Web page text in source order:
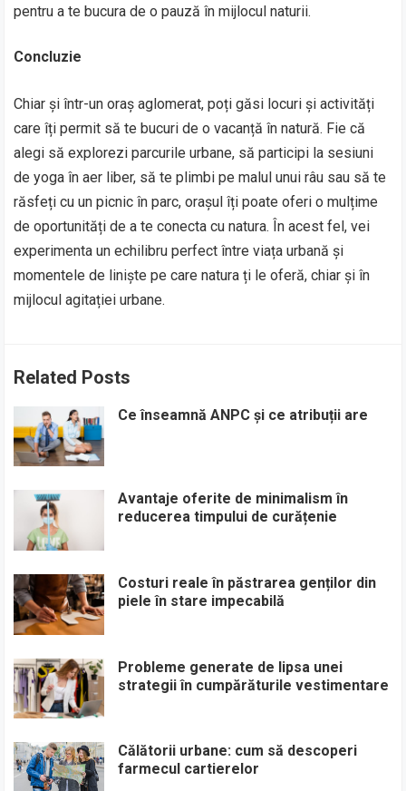
pentru a te bucura de o pauză în mijlocul naturii.
Concluzie
Chiar și într-un oraș aglomerat, poți găsi locuri și activități
care îți permit să te bucuri de o vacanță în natură. Fie că
alegi să explorezi parcurile urbane, să participi la sesiuni
de yoga în aer liber, să te plimbi pe malul unui râu sau să te
răsfeți cu un picnic în parc, orașul îți poate oferi o mulțime
de oportunități de a te conecta cu natura. În acest fel, vei
experimenta un echilibru perfect între viața urbană și
momentele de liniște pe care natura ți le oferă, chiar și în
mijlocul agitației urbane.
Related Posts
Ce înseamnă ANPC și ce atribuții are
Avantaje oferite de minimalism în
reducerea timpului de curățenie
Costuri reale în păstrarea genților din
piele în stare impecabilă
Probleme generate de lipsa unei
strategii în cumpărăturile vestimentare
Călătorii urbane: cum să descoperi
farmecul cartierelor